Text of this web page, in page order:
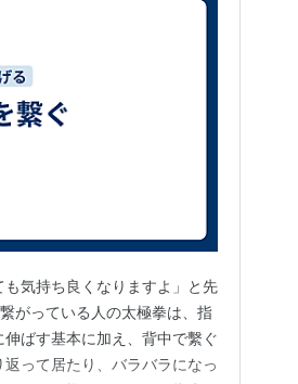
気持ち良くなりますよ」と先
がっている人の太極拳は、指
ばす基本に加え、背中で繫ぐ
って居たり、バラバラになっ